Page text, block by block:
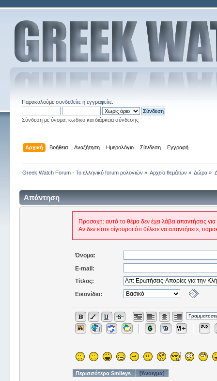
Παρακαλούμε συνδεθείτεή εγγραφείτε.
Σύνδεση με όνομα, κωδικό και διάρκεια σύνδεσης
Αρχική Βοήθεια Αναζήτηση Ημερολόγιο Σύνδεση Εγγραφή
Greek Watch Forum - Το ελληνικό forum ρολογιών » Αρχείο θεμάτων » Δώρα »
Απάντηση
Προσοχή: αυτό το θέμα δεν έχει λάβει απαντήσεις
Αν δεν είστε σίγουροι ότι θέλετε να απαντήσετε,
Όνομα:
E-mail:
Τίτλος:
Εικονίδιο:
Περισσότερα Smileys [Άνοιγμα]